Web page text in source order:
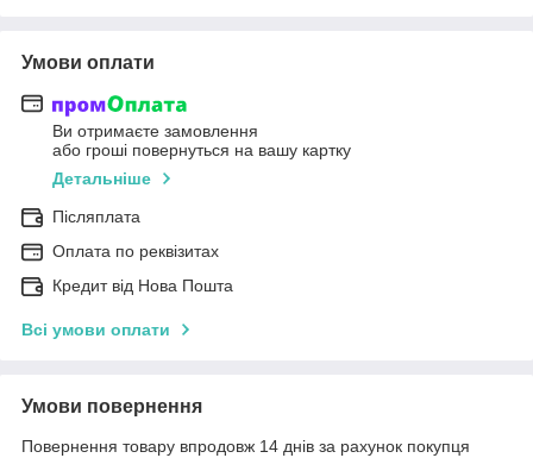
Умови оплати
Ви отримаєте замовлення
або гроші повернуться на вашу картку
Детальніше
Післяплата
Оплата по реквізитах
Кредит від Нова Пошта
Всі умови оплати
Умови повернення
Повернення товару впродовж 14 днів за рахунок покупця